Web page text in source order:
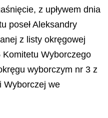
z upływem dnia
poseł Aleksandry
z listy okręgowej
Komitetu Wyborczego
wyborczym nr 3 z
Wyborczej we